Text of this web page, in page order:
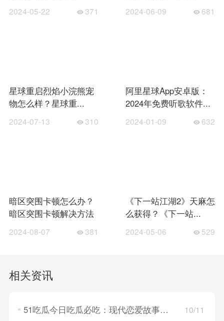
2024-05-22 371 2024-06-09 681
星球重启烈焰小浣熊宠
物怎么样？星球重...
2024-07-13 310
阿里星球App安卓版：
2024年免费听歌软件...
2024-01-09 632
暗区突围卡顿怎么办？
暗区突围卡顿解决方法
2024-08-07 381
《下一站江湖2》天麻怎
么获得？《下一站...
2024-05-06 529
相关资讯
51吃瓜今日吃瓜必吃：现代恋爱故事，探索年轻人的情感世界！ 10/11